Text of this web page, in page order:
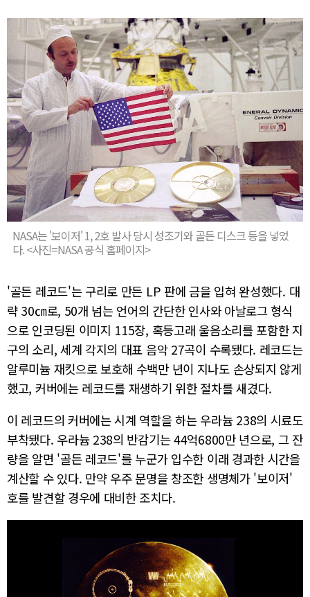
NASA는 '보이저' 1, 2호 발사 당시 성조기와 골든 디스크 등을 넣었
다. <사진=NASA 공식 홈페이지>
'골든 레코드'는 구리로 만든 LP 판에 금을 입혀 완성했다. 대
략 30㎝로, 50개 넘는 언어의 간단한 인사와 아날로그 형식
으로 인코딩된 이미지 115장, 혹등고래 울음소리를 포함한 지
구의 소리, 세계 각지의 대표 음악 27곡이 수록됐다. 레코드는
알루미늄 재킷으로 보호해 수백만 년이 지나도 손상되지 않게
했고, 커버에는 레코드를 재생하기 위한 절차를 새겼다.
이 레코드의 커버에는 시계 역할을 하는 우라늄 238의 시료도
부착됐다. 우라늄 238의 반감기는 44억6800만 년으로, 그 잔
량을 알면 '골든 레코드'를 누군가 입수한 이래 경과한 시간을
계산할 수 있다. 만약 우주 문명을 창조한 생명체가 '보이저'
호를 발견할 경우에 대비한 조치다.